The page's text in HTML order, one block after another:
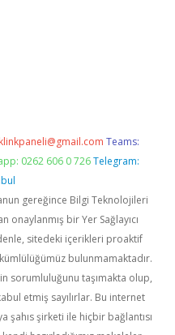
Teams:
0262 606 0 726 Telegram:
gereğince Bilgi Teknolojileri
onaylanmış bir Yer Sağlayıcı
sitedeki içerikleri proaktif
bulunmamaktadır.
sorumluluğunu taşımakta olup,
etmiş sayılırlar. Bu internet
şahıs şirketi ile hiçbir bağlantısı